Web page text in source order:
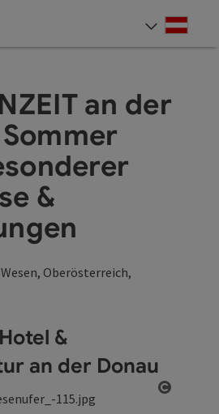
an der
&
Oberösterreich,
&
an der Donau